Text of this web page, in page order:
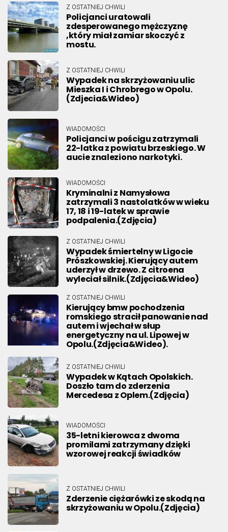
Z OSTATNIEJ CHWILI
Policjanci uratowali
zdesperowanego mężczyznę
,który miał zamiar skoczyć z
mostu.
Z OSTATNIEJ CHWILI
Wypadek na skrzyżowaniu ulic
Mieszka I i Chrobrego w Opolu.
(Zdjecia&Wideo)
WIADOMOŚCI
Policjanci w pościgu zatrzymali
22-latka z powiatu brzeskiego. W
aucie znaleziono narkotyki.
WIADOMOŚCI
Kryminalni z Namysłowa
zatrzymali 3 nastolatków w wieku
17, 18 i 19-latek w sprawie
podpalenia.(Zdjęcia)
Z OSTATNIEJ CHWILI
Wypadek śmiertelny w Ligocie
Prószkowskiej. Kierujący autem
uderzył w drzewo. Z citroena
wyleciał silnik.(Zdjęcia&Wideo)
Z OSTATNIEJ CHWILI
Kierujący bmw pochodzenia
romskiego stracił panowanie nad
autem i wjechał w słup
energetyczny na ul. Lipowej w
Opolu.(Zdjęcia&Wideo).
Z OSTATNIEJ CHWILI
Wypadek w Kątach Opolskich.
Doszło tam do zderzenia
Mercedesa z Oplem.(Zdjęcia)
WIADOMOŚCI
35-letni kierowca z dwoma
promilami zatrzymany dzięki
wzorowej reakcji świadków
Z OSTATNIEJ CHWILI
Zderzenie ciężarówki ze skodą na
skrzyżowaniu w Opolu.(Zdjęcia)